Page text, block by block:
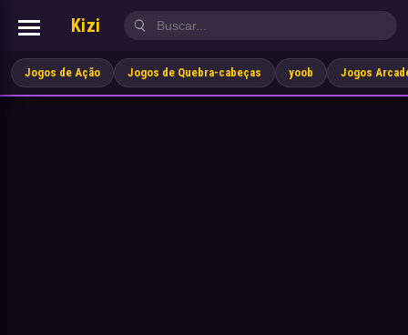
Kizi
Jogos de Ação Jogos de Quebra-cabeças yoob Jogos